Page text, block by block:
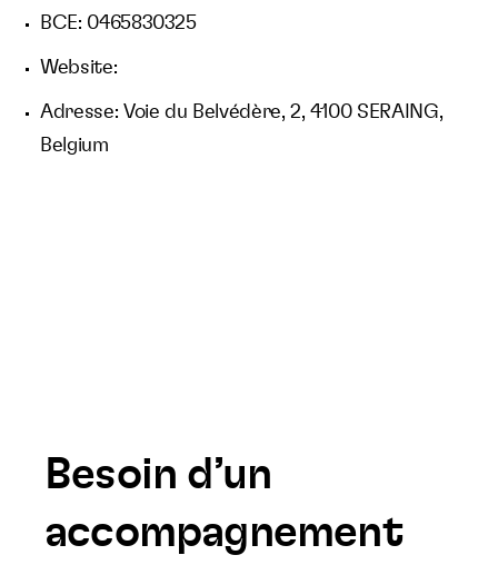
BCE: 0465830325
Website:
Adresse: Voie du Belvédère, 2, 4100 SERAING,
Belgium
Besoin d’un
accompagnement